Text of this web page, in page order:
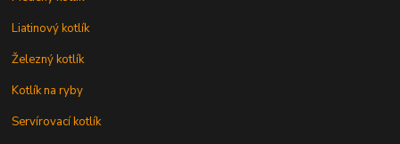
Liatinový kotlík
Železný kotlík
Kotlík na ryby
Servírovací kotlík